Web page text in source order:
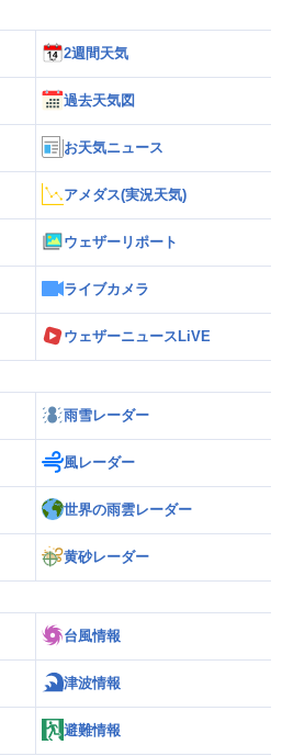
2週間天気
過去天気図
お天気ニュース
アメダス(実況天気)
ウェザーリポート
ライブカメラ
ウェザーニュースLiVE
雨雪レーダー
風レーダー
世界の雨雲レーダー
黄砂レーダー
台風情報
津波情報
避難情報